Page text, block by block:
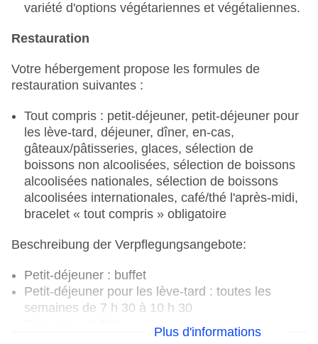
variété d'options végétariennes et végétaliennes.
Restauration
Votre hébergement propose les formules de
restauration suivantes :
Tout compris : petit-déjeuner, petit-déjeuner pour
les lève-tard, déjeuner, dîner, en-cas,
gâteaux/pâtisseries, glaces, sélection de
boissons non alcoolisées, sélection de boissons
alcoolisées nationales, sélection de boissons
alcoolisées internationales, café/thé l'après-midi,
bracelet « tout compris » obligatoire
Beschreibung der Verpflegungsangebote:
Petit-déjeuner : buffet
Petit-déjeuner pour les lève-tard : toutes les
semaines de 7 h 30 à 10 h 30
Plus d'informations